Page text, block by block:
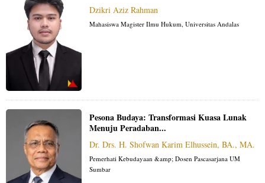
Dzikri Aziz Rahman
Mahasiswa Magister Ilmu Hukum, Universitas Andalas
Pesona Budaya: Transformasi Kuasa Lunak
Menuju Peradaban...
Dr. Drs. H. Shofwan Karim Elhussein, BA., MA.
Pemerhati Kebudayaan &amp; Dosen Pascasarjana UM
Sumbar